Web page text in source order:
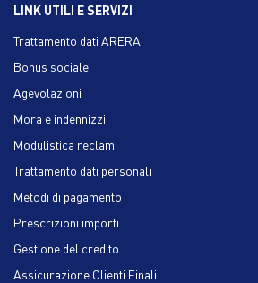
LINK UTILI E SERVIZI
Trattamento dati ARERA
Bonus sociale
Agevolazioni
Mora e indennizzi
Modulistica reclami
Trattamento dati personali
Metodi di pagamento
Prescrizioni importi
Gestione del credito
Assicurazione Clienti Finali